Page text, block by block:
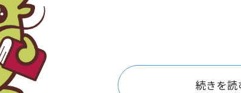
続きを読